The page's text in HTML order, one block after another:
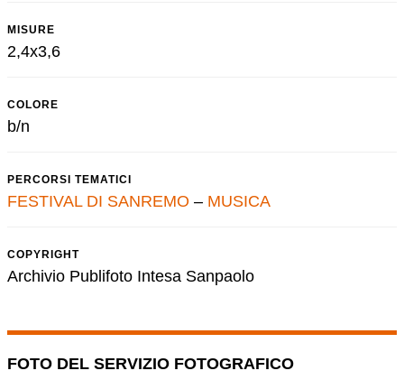
MISURE
2,4x3,6
COLORE
b/n
PERCORSI TEMATICI
FESTIVAL DI SANREMO – MUSICA
COPYRIGHT
Archivio Publifoto Intesa Sanpaolo
FOTO DEL SERVIZIO FOTOGRAFICO